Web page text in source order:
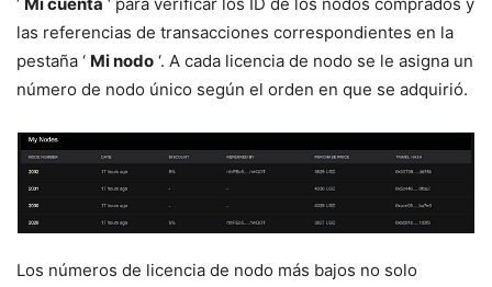
las referencias de transacciones correspondientes en la
pestaña ‘ Mi nodo ‘. A cada licencia de nodo se le asigna un
número de nodo único según el orden en que se adquirió.
Los números de licencia de nodo más bajos no solo